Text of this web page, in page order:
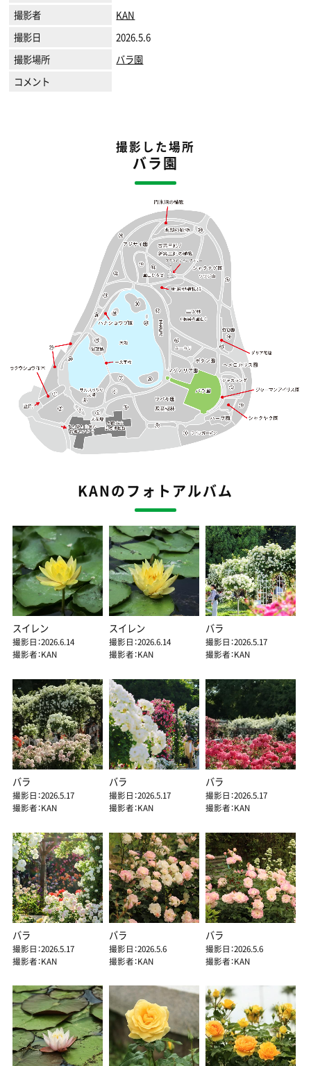
撮影者
KAN
撮影日
2026.5.6
撮影場所
バラ園
コメント
撮影した場所
バラ園
KANのフォトアルバム
スイレン
撮影日：2026.6.14
撮影者：KAN
スイレン
撮影日：2026.6.14
撮影者：KAN
バラ
撮影日：2026.5.17
撮影者：KAN
バラ
撮影日：2026.5.17
撮影者：KAN
バラ
撮影日：2026.5.17
撮影者：KAN
バラ
撮影日：2026.5.17
撮影者：KAN
バラ
撮影日：2026.5.17
撮影者：KAN
バラ
撮影日：2026.5.6
撮影者：KAN
バラ
撮影日：2026.5.6
撮影者：KAN